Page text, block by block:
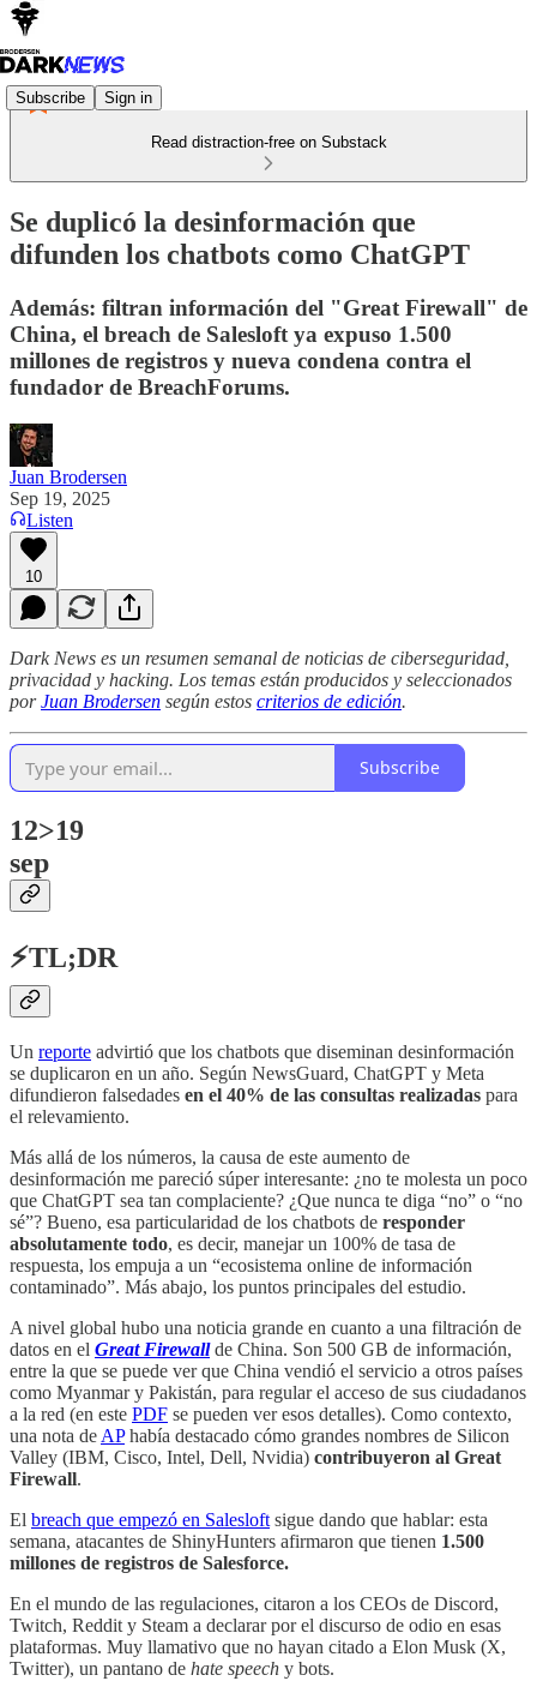
Subscribe Sign in
Read distraction-free on Substack
Se duplicó la desinformación que
difunden los chatbots como ChatGPT
Además: filtran información del "Great Firewall" de
China, el breach de Salesloft ya expuso 1.500
millones de registros y nueva condena contra el
fundador de BreachForums.
Juan Brodersen
Sep 19, 2025
Listen
10
Dark News es un resumen semanal de noticias de ciberseguridad,
privacidad y hacking. Los temas están producidos y seleccionados
porJuan Brodersen según estos criterios de edición.
Subscribe
12>19
sep
⚡TL;DR
Un reporte advirtió que los chatbots que diseminan desinformación
se duplicaron en un año. Según NewsGuard, ChatGPT y Meta
difundieron falsedades en el 40% de las consultas realizadas para
el relevamiento.
Más allá de los números, la causa de este aumento de
desinformación me pareció súper interesante: ¿no te molesta un poco
que ChatGPT sea tan complaciente? ¿Que nunca te diga “no” o “no
sé”? Bueno, esa particularidad de los chatbots de responder
absolutamente todo, es decir, manejar un 100% de tasa de
respuesta, los empuja a un “ecosistema online de información
contaminado”. Más abajo, los puntos principales del estudio.
A nivel global hubo una noticia grande en cuanto a una filtración de
datos en el Great Firewallde China. Son 500 GB de información,
entre la que se puede ver que China vendió el servicio a otros países
como Myanmar y Pakistán, para regular el acceso de sus ciudadanos
a la red (en este PDF se pueden ver esos detalles). Como contexto,
una nota de APhabía destacado cómo grandes nombres de Silicon
Valley (IBM, Cisco, Intel, Dell, Nvidia) contribuyeron al Great
Firewall.
El breach que empezó en Salesloft sigue dando que hablar: esta
semana, atacantes de ShinyHunters afirmaron que tienen 1.500
millones de registros de Salesforce.
En el mundo de las regulaciones, citaron a los CEOs de Discord,
Twitch, Reddit y Steam a declarar por el discurso de odio en esas
plataformas. Muy llamativo que no hayan citado a Elon Musk (X,
Twitter), un pantano de hate speech y bots.